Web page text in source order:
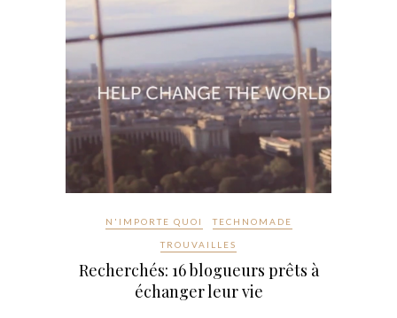
N'IMPORTE QUOI TECHNOMADE
TROUVAILLES
Recherchés: 16 blogueurs prêts à
échanger leur vie